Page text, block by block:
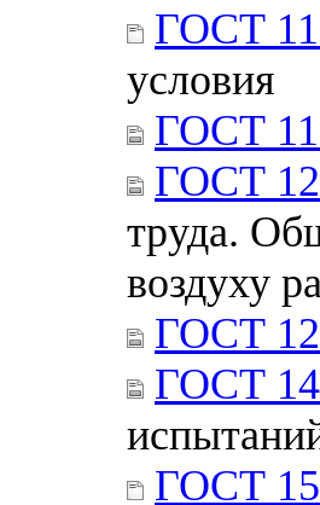
ГОСТ
условия
ГОСТ
ГОСТ
труда.
воздуху
ГОСТ
ГОСТ
ГОСТ